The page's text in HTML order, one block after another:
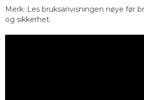
Merk: Les bruksanvisningen nøye før
og sikkerhet.